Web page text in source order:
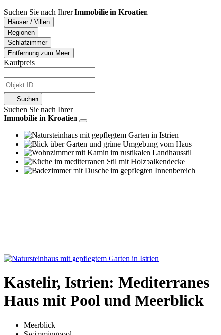
Suchen Sie nach IhrerImmobilie in Kroatien
Häuser / Villen
Regionen
Schlafzimmer
Entfernung zum Meer
Kaufpreis
Suchen
Suchen Sie nach Ihrer
Immobilie in Kroatien
Kastelir, Istrien: Mediterranes
Haus mit Pool und Meerblick
Meerblick